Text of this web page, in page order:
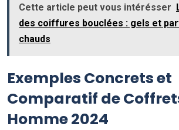
Cette article peut vous intérésser
des coiffures bouclées : gels et
chauds
Exemples Concrets et
Comparatif de
Homme 2024